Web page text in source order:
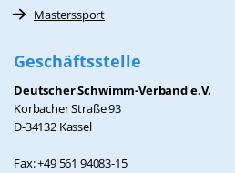
Masterssport
Geschäftsstelle
Deutscher Schwimm-Verband e.V.
Korbacher Straße 93
D-34132 Kassel
Fax: +49 561 94083-15